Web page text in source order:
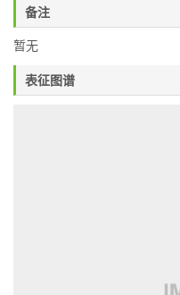
备注
暂无
表征图谱